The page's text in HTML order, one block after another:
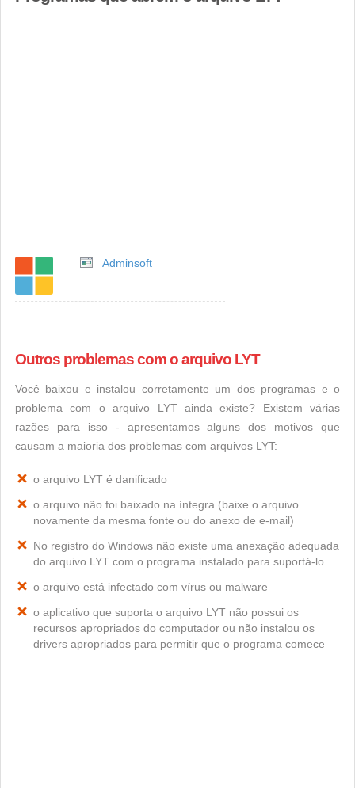
Adminsoft
Outros problemas com o arquivo LYT
Você baixou e instalou corretamente um dos programas e o
problema com o arquivo LYT ainda existe? Existem várias
razões para isso - apresentamos alguns dos motivos que
causam a maioria dos problemas com arquivos LYT:
o arquivo LYT é danificado
o arquivo não foi baixado na íntegra (baixe o arquivo
novamente da mesma fonte ou do anexo de e-mail)
No registro do Windows não existe uma anexação adequada
do arquivo LYT com o programa instalado para suportá-lo
o arquivo está infectado com vírus ou malware
o aplicativo que suporta o arquivo LYT não possui os
recursos apropriados do computador ou não instalou os
drivers apropriados para permitir que o programa comece